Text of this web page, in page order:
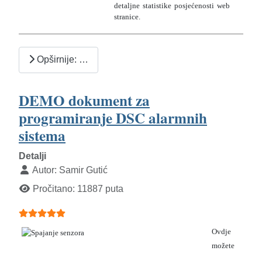
detaljne statistike posjećenosti web
stranice.
Opširnije: …
DEMO dokument za
programiranje DSC alarmnih
sistema
Detalji
Autor: Samir Gutić
Pročitano: 11887 puta
Ocjene članaka:
Ovdje
možete